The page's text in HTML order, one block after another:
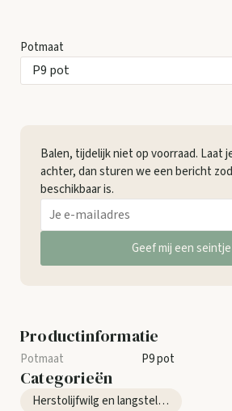
Potmaat
Balen, tijdelijk niet op voorraad. Laat
achter, dan sturen we een bericht
beschikbaar is.
Geef mij een seintje
Productinformatie
P9 pot
Categorieën
Herstolijfwilg en langstelige Olijfwilg